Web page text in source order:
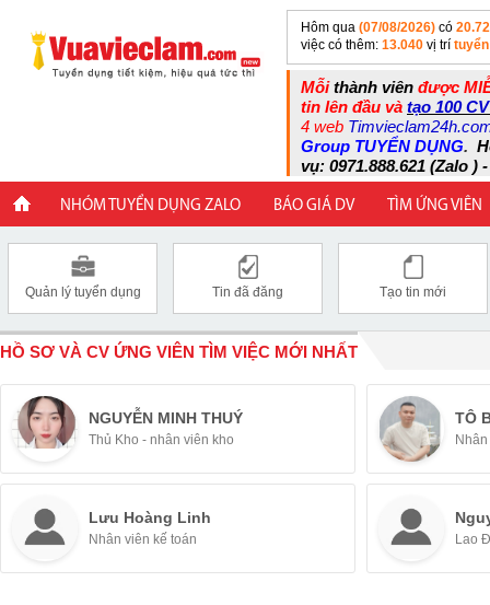
Hôm qua (07/08/2026) có
việc có thêm: 13.040 vị trí
Mỗithành viên được
tin lên đầu và tạo 100
4 web
Group TUYỂN DỤNG.
vụ: 0971.888.621 (Zalo )
NHÓM TUYỂN DỤNG ZALO BÁO GIÁ DV TÌM ỨNG VIÊN
Quản lý tuyển dụng Tin đã đăng Tạo tin mới
HỒ SƠ VÀ CV ỨNG VIÊN TÌM VIỆC MỚI NHẤT
NGUYỄN MINH THUÝ
Thủ Kho - nhân viên kho
TÔ
Lưu Hoàng Linh
Nhân viên kế toán Lao